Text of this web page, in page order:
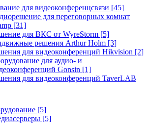
для видеоконференцсвязи [45]
для переговорных комнат
[31]
для ВКС от WyreStorm [5]
решения Arthur Holm [3]
для видеоконференций Hikvision [2]
для аудио- и
Gonsin [1]
для видеоконференций TaverLAB
[5]
[5]